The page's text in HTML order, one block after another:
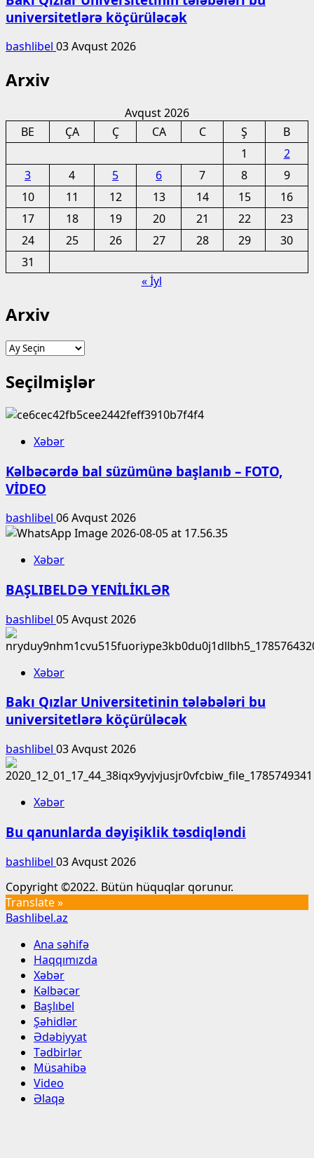
universitetlərə köçürüləcək
bashlibel 03 Avqust 2026
Arxiv
Avqust 2026
BE
ÇA Ç CA C Ş
B
1
2
3
4 5 6 7 8
9
10
11 12 13 14 15
16
17
18 19 20 21 22
23
24
25 26 27 28 29
30
31
« İyl
Arxiv
Arxiv
Seçilmişlər
Xəbər
Kəlbəcərdə bal süzümünə başlanıb – FOTO,
VİDEO
bashlibel 06 Avqust 2026
Xəbər
BAŞLIBELDƏ YENİLİKLƏR
bashlibel 05 Avqust 2026
Xəbər
Bakı Qızlar Universitetinin tələbələri bu
universitetlərə köçürüləcək
bashlibel 03 Avqust 2026
Xəbər
Bu qanunlarda dəyişiklik təsdiqləndi
bashlibel 03 Avqust 2026
Copyright ©2022. Bütün hüquqlar qorunur.
Translate »
Bashlibel.az
Ana səhifə
Haqqımızda
Xəbər
Kəlbəcər
Başlıbel
Şəhidlər
Ədəbiyyat
Tədbirlər
Müsahibə
Video
Əlaqə